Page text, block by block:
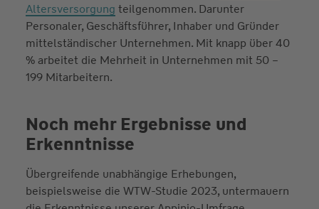
Altersversorgung teilgenommen. Darunter
Personaler, Geschäftsführer, Inhaber und Gründer
mittelständischer Unternehmen. Mit knapp über 40
% arbeitet die Mehrheit in Unternehmen mit 50 –
199 Mitarbeitern.
Noch mehr Ergebnisse und
Erkenntnisse
Übergreifende unabhängige Erhebungen,
beispielsweise die WTW-Studie 2023, untermauern